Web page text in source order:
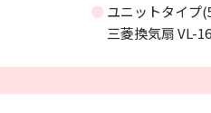
● ユニットタイプ
三菱換気扇 VL-